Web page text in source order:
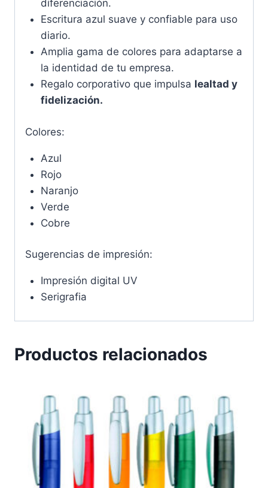
diferenciación.
Escritura azul suave y confiable para uso
diario.
Amplia gama de colores para adaptarse a
la identidad de tu empresa.
Regalo corporativo que impulsa lealtad y
fidelización.
Colores:
Azul
Rojo
Naranjo
Verde
Cobre
Sugerencias de impresión:
Impresión digital UV
Serigrafia
Productos relacionados